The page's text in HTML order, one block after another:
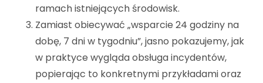
ramach istniejących środowisk.
Zamiast obiecywać „wsparcie 24 godziny na
dobę, 7 dni w tygodniu”, jasno pokazujemy, jak
w praktyce wygląda obsługa incydentów,
popierając to konkretnymi przykładami oraz